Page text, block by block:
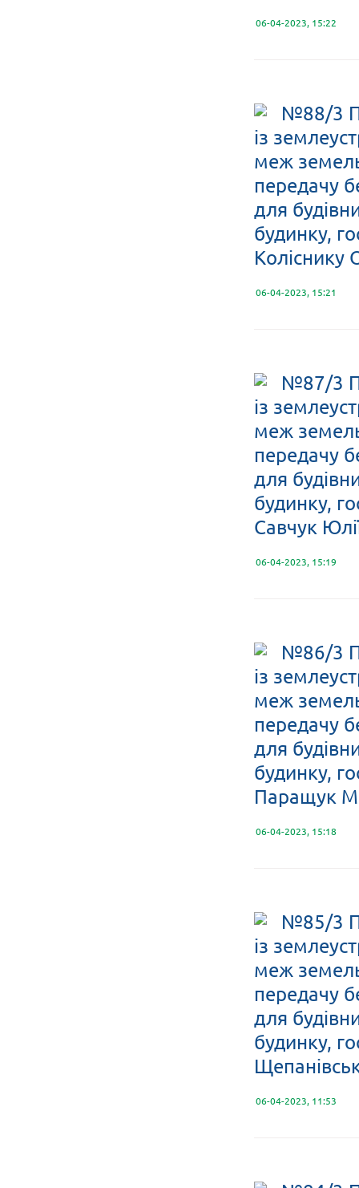
06-04-2023, 15:22
№88/3
із
меж
передачу
для
будинку,
Коліснику
06-04-2023, 15:21
№87/3
із
меж
передачу
для
будинку,
Савчук
06-04-2023, 15:19
№86/3
із
меж
передачу
для
будинку,
Паращук
06-04-2023, 15:18
№85/3
із
меж
передачу
для
будинку,
06-04-2023, 11:53